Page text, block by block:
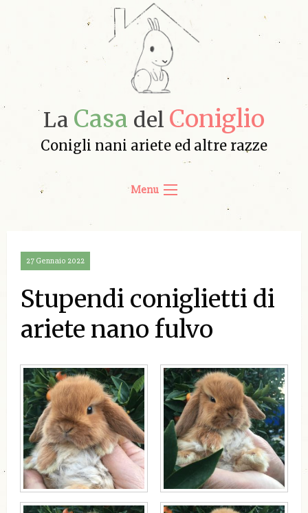
La Casa del Coniglio
Conigli nani ariete ed altre razze
Menu
27 Gennaio 2022
Stupendi coniglietti di
ariete nano fulvo